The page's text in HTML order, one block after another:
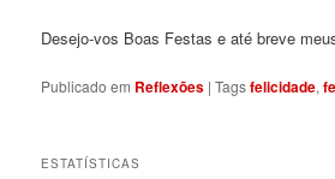
Desejo-vos Boas Festas e até breve
Publicado em Reflexões |Tagsfelicidade,
ESTATÍSTICAS